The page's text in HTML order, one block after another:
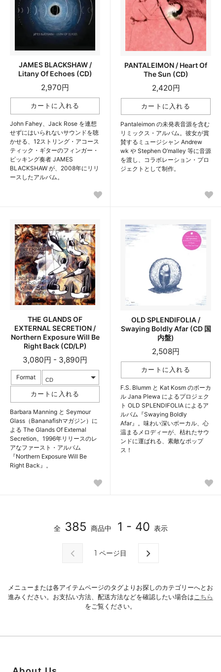
JAMES BLACKSHAW /
Litany Of Echoes (CD)
2,970円
John Fahey、Jack Rose を連想
せずにはいられないサウンドを聴
かせる、12ストリング・アコース
ティック・ギターのフィンガー・
ピッキング奏者 JAMES
BLACKSHAW が、2008年にリリ
ースしたアルバム。
PANTALEIMON / Heart Of
The Sun (CD)
2,420円
Pantaleimon の未発表音源を含む
リミックス・アルバム。彼女が賞
賛するミュージシャン Andrew
wk や Stephen O’malley 等に音源
を渡し、コラボレーション・プロ
ジェクトとして制作。
THE GLANDS OF
EXTERNAL SECRETION /
Northern Exposure Will Be
Right Back (CD/LP)
3,080円 - 3,890円
Format
Barbara Manning と Seymour
Glass（Bananafishマガジン）に
よる The Glands Of External
Secretion。1996年リリースのレ
アなファースト・アルバム
『Northern Exposure Will Be
Right Back』。
OLD SPLENDIFOLIA /
Swaying Boldly Afar (CD 国
内盤)
2,508円
F.S. Blumm と Kat Kosm のボーカ
ル Jana Plewa によるプロジェク
ト OLD SPLENDIFOLIA によるア
ルバム『Swaying Boldly
Afar』。味わい深いボーカル、心
温まるメロディーが、枯れたサウ
ンドに運ばれる、素敵なポップ
ス！
全 385 商品中 1 - 40 表示
1 ページ目
メニューまたは各アイテムページのタグよりお探しのカテゴリーへとお
進みください。お支払い方法、配送方法などを確認したい場合は こちら
をご覧ください。